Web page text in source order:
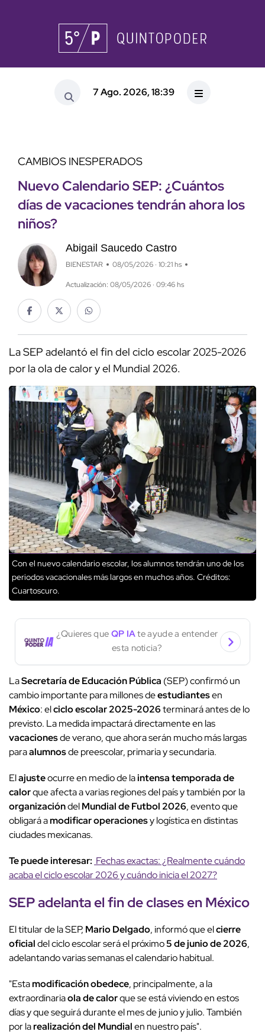
7 Ago. 2026, 18:39
CAMBIOS INESPERADOS
Nuevo Calendario SEP: ¿Cuántos
días de vacaciones tendrán ahora los
niños?
Abigail Saucedo Castro
BIENESTAR 08/05/2026 · 10:21 hs
Actualización: 08/05/2026 · 09:46 hs
La SEP adelantó el fin del ciclo escolar 2025-2026
por la ola de calor y el Mundial 2026.
Con el nuevo calendario escolar, los alumnos tendrán uno de los
periodos vacacionales más largos en muchos años. Créditos:
Cuartoscuro.
¿Quieres que QP IAte ayude a entender
esta noticia?
LaSecretaría de Educación Pública (SEP) confirmó un
cambio importante para millones deestudiantesen
México: elciclo escolar 2025-2026terminará antes de lo
previsto. La medida impactará directamente en las
vacacionesde verano, que ahora serán mucho más largas
paraalumnosde preescolar, primaria y secundaria.
Elajusteocurre en medio de laintensa temporada de
calorque afecta a varias regiones del país y también por la
organizacióndelMundial de Futbol 2026, evento que
obligará amodificar operacionesy logística en distintas
ciudades mexicanas.
Te puede interesar: Fechas exactas: ¿Realmente cuándo
acaba el ciclo escolar 2026 y cuándo inicia el 2027?
SEP adelantaelfin de clasesen México
El titular de la SEP, Mario Delgado, informó que elcierre
oficialdel ciclo escolar será el próximo5 de junio de 2026,
adelantando varias semanas el calendario habitual.
"Estamodificación obedece, principalmente, a la
extraordinariaola de calorque se está viviendo en estos
días y que seguirá durante el mes de junio y julio. También
por larealización del Mundialen nuestro país".